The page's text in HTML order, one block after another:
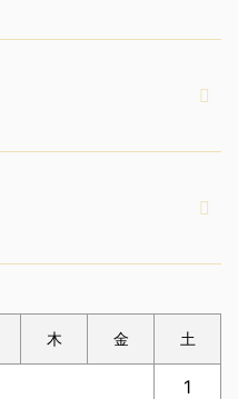
木 金 土
1